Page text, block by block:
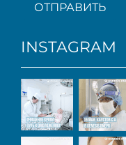
ОТПРАВИТЬ
INSTAGRAM